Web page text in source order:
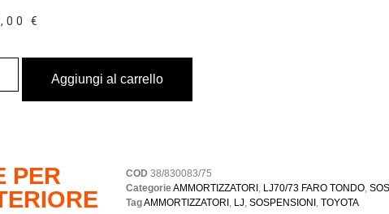
€
Aggiungi al carrello
PER
COD38/830083/75
CategorieAMMORTIZZATORI , LJ70/73 FARO TONDO,
TagAMMORTIZZATORI , LJ,SOSPENSIONI ,TOYOTA